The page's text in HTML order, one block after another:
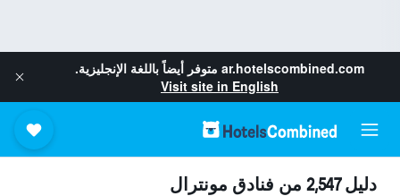
ar.hotelscombined.com متوفر أيضاً باللغة الإنجليزية.
Visit site in English
دليل 2,547 من فنادق مونترال